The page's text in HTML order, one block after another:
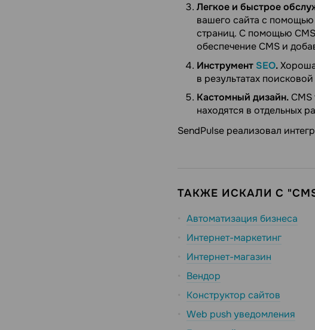
Легкое и быстрое
вашего сайта с помощью
страниц. С помощью
обеспечение CMS и
Инструмент SEO.
в результатах
Кастомный дизайн.
находятся в отдельных
SendPulse реализовал
ТАКЖЕ ИСКАЛИ С
Автоматизация бизнеса
Интернет-маркетинг
Интернет-магазин
Вендор
Конструктор сайтов
Web push уведомления